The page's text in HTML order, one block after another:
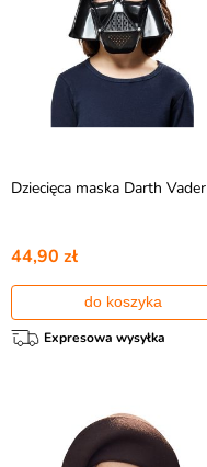
Dziecięca maska Darth Vader
44,90 zł
do koszyka
Expresowa wysyłka